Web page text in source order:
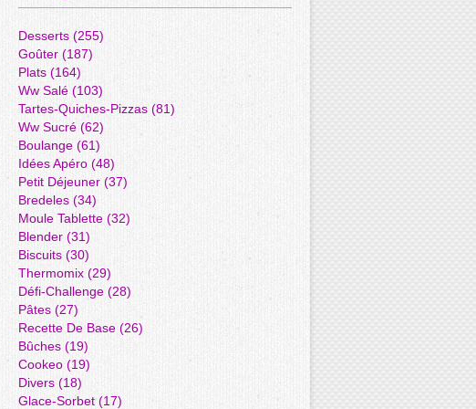
Desserts (255)
Goûter (187)
Plats (164)
Ww Salé (103)
Tartes-Quiches-Pizzas (81)
Ww Sucré (62)
Boulange (61)
Idées Apéro (48)
Petit Déjeuner (37)
Bredeles (34)
Moule Tablette (32)
Blender (31)
Biscuits (30)
Thermomix (29)
Défi-Challenge (28)
Pâtes (27)
Recette De Base (26)
Bûches (19)
Cookeo (19)
Divers (18)
Glace-Sorbet(17)